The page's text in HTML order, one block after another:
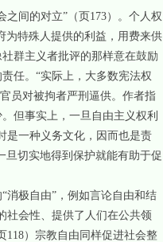
间的对立”（页173）。个人权
为特殊人提供的利益，用费来供
群主义者批评的那样意在鼓励
任。“实际上，大多数宪法权
员对被拘者严刑逼供。作者指
但事实上，一旦自由主义权利
是一种义务文化，因而也是责
旦切实地得到保护就能有助于促
消极自由”，例如言论自由和结
社会性、提供了人们在公共领
118）宗教自由同样促进社会整